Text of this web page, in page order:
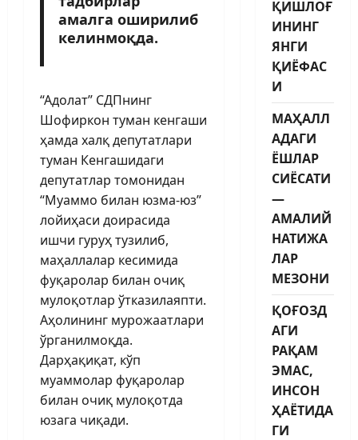
амалга оширилиб
келинмоқда.
“Адолат” СДПнинг
Шофиркон туман кенгаши
ҳамда халқ депутатлари
туман Кенгашидаги
депутатлар томонидан
“Муаммо билан юзма-юз”
лойиҳаси доирасида
ишчи гуруҳ тузилиб,
маҳаллалар кесимида
фуқаролар билан очиқ
мулоқотлар ўтказилаяпти.
Аҳолининг мурожаатлари
ўрганилмоқда.
Дарҳақиқат, кўп
муаммолар фуқаролар
билан очиқ мулоқотда
юзага чиқади.
ҚИШЛОҒ
ИНИНГ
ЯНГИ
ҚИЁФАС
И
МАҲАЛЛ
АДАГИ
ЁШЛАР
СИЁСАТИ
—
АМАЛИЙ
НАТИЖА
ЛАР
МЕЗОНИ
ҚОҒОЗД
АГИ
РАҚАМ
ЭМАС,
ИНСОН
ҲАЁТИДА
ГИ